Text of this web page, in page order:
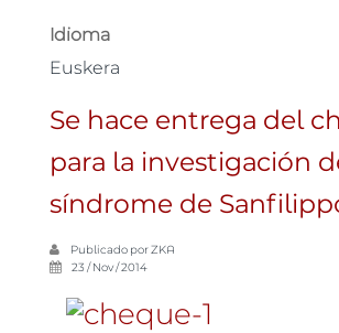
Idioma
Euskera
Se hace entrega del
para la investigación
síndrome de
Publicado porZKA
23 / Nov / 2014